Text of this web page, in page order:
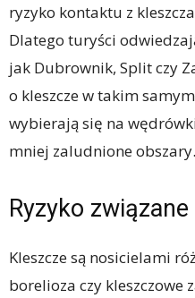
ryzyko kontaktu z
Dlatego turyści
jak Dubrownik, Split czy
o kleszcze w takim
wybierają się na
mniej zaludnione obszary.
Ryzyko
Kleszcze są nosicielami
borelioza czy kleszczowe